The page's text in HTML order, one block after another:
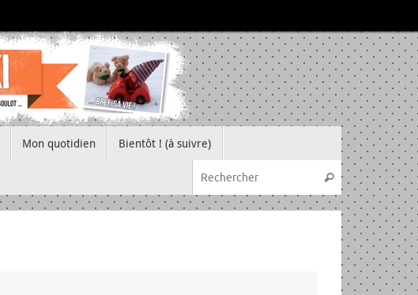
Mon quotidien Bientôt ! (à suivre)
Recherche
Rechercher